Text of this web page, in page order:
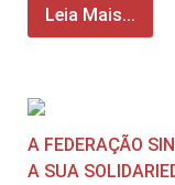
Leia Mais...
A FEDERAÇÃO
A SUA